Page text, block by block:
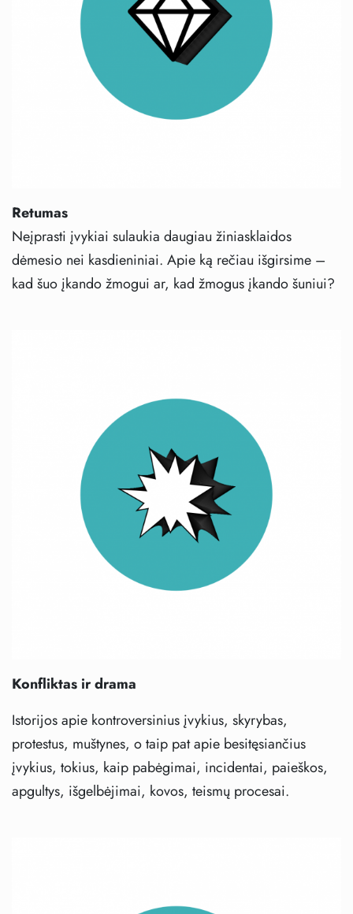
Retumas
Neįprasti įvykiai sulaukia daugiau žiniasklaidos
dėmesio nei kasdieniniai. Apie ką rečiau išgirsime –
kad šuo įkando žmogui ar, kad žmogus įkando šuniui?
Konfliktas ir drama
Istorijos apie kontroversinius įvykius, skyrybas,
protestus, muštynes, o taip pat apie besitęsiančius
įvykius, tokius, kaip pabėgimai, incidentai, paieškos,
apgultys, išgelbėjimai, kovos, teismų procesai.